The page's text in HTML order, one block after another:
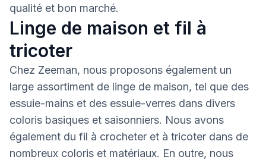
qualité et bon marché.
Linge de maison et fil à
tricoter
Chez Zeeman, nous proposons également un
large assortiment de linge de maison, tel que des
essuie-mains et des essuie-verres dans divers
coloris basiques et saisonniers. Nous avons
également du fil à crocheter et à tricoter dans de
nombreux coloris et matériaux. En outre, nous